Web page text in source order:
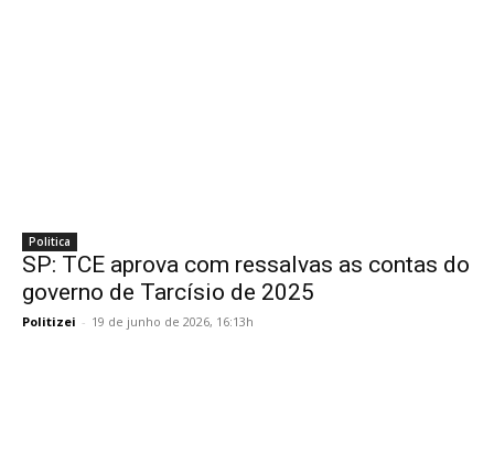
Politica
SP: TCE aprova com ressalvas as contas do
governo de Tarcísio de 2025
Politizei - 19 de junho de 2026, 16:13h